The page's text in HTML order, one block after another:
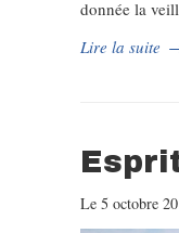
donnée la
Lire la suite
Le 5 octobre